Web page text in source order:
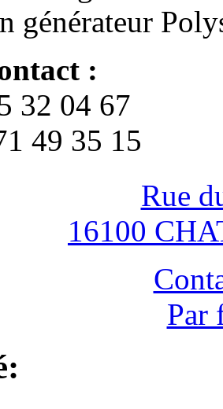
générateur
:
32 04 67
49 35 15
Rue
16100
Par